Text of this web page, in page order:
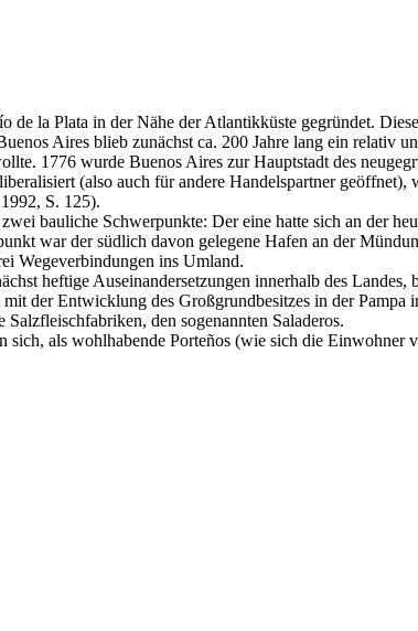
de la Plata in der Nähe der Atlantikküste gegründet.
Aires blieb zunächst ca. 200 Jahre lang ein relativ
1776 wurde Buenos Aires zur Hauptstadt des
(also auch für andere Handelspartner
S. 125).
bauliche Schwerpunkte: Der eine hatte sich an der
war der südlich davon gelegene Hafen an der
Wegeverbindungen ins Umland.
heftige Auseinandersetzungen innerhalb des
der Entwicklung des Großgrundbesitzes in der
den sogenannten Saladeros.
als wohlhabende Porteños (wie sich die